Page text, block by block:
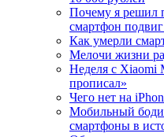
Почему я решил
смартфон
Как умерли
Мелочи жизни
Неделя с Xiaomi
прописал»
Чего нет на
Мобильный
смартфоны в